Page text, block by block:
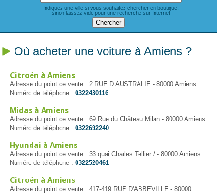
Indiquez une ville si vous souhaitez chercher en boutique,
sinon laissez vide pour une recherche sur Internet
Où acheter une voiture à Amiens ?
Citroën à Amiens
Adresse du point de vente : 2 RUE D AUSTRALIE - 80000 Amiens
Numéro de téléphone : 0322430116
Midas à Amiens
Adresse du point de vente : 69 Rue du Château Milan - 80000 Amiens
Numéro de téléphone : 0322692240
Hyundai à Amiens
Adresse du point de vente : 33 quai Charles Tellier / - 80000 Amiens
Numéro de téléphone : 0322520461
Citroën à Amiens
Adresse du point de vente : 417-419 RUE D'ABBEVILLE - 80000